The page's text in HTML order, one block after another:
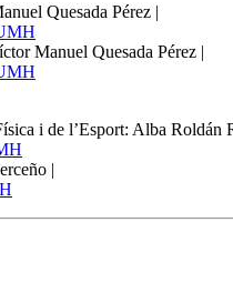
Quesada Pérez |
Manuel Quesada Pérez |
i de l’Esport: Alba Roldán
|